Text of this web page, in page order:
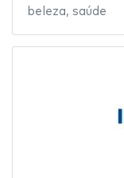
beleza, saúde